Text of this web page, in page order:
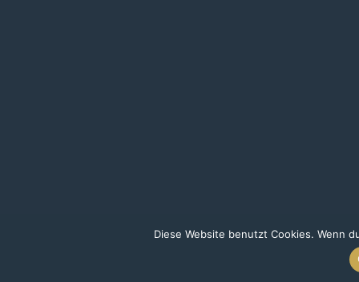
Diese Website benutzt Cookies. Wenn